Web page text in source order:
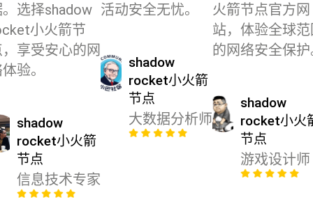
选择shadow
小火箭节
享受安心的网
验。
shadow
rocket小火箭
节点
信息技术专家
活动安全无忧。
shadow
rocket小火箭
节点
大数据分析师
火箭节点官方网
站，体验全球
的网络安全保
shadow
rocket小火
节点
游戏设计师